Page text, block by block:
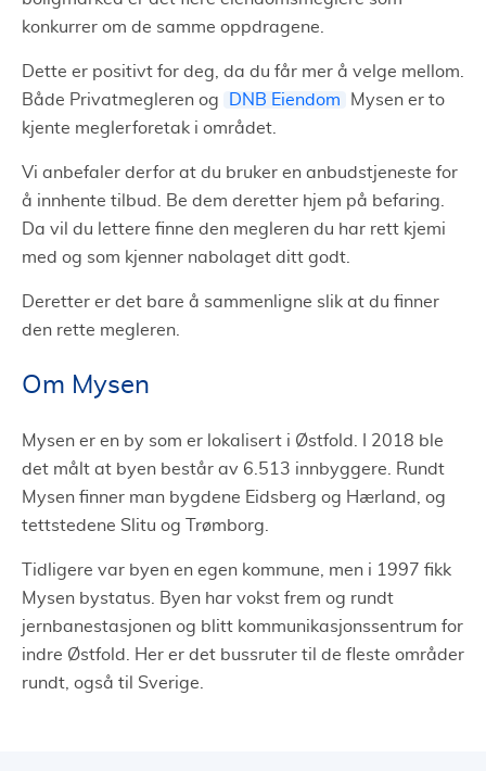
konkurrer om de samme oppdragene.
Dette er positivt for deg, da du får mer å velge mellom.
Både Privatmegleren og
DNB Eiendom
Mysen er to
kjente meglerforetak i området.
Vi anbefaler derfor at du bruker en anbudstjeneste for
å innhente tilbud. Be dem deretter hjem på befaring.
Da vil du lettere finne den megleren du har rett kjemi
med og som kjenner nabolaget ditt godt.
Deretter er det bare å sammenligne slik at du finner
den rette megleren.
Om Mysen
Mysen er en by som er lokalisert i Østfold. I 2018 ble
det målt at byen består av 6.513 innbyggere. Rundt
Mysen finner man bygdene Eidsberg og Hærland, og
tettstedene Slitu og Trømborg.
Tidligere var byen en egen kommune, men i 1997 fikk
Mysen bystatus. Byen har vokst frem og rundt
jernbanestasjonen og blitt kommunikasjonssentrum for
indre Østfold. Her er det bussruter til de fleste områder
rundt, også til Sverige.